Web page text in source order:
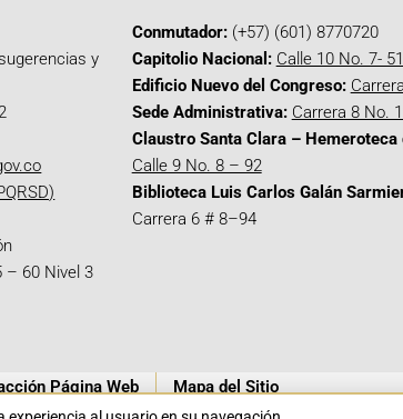
y
– 60 Nivel 3
Conmutador:(+57) (601) 8770720
Capitolio Nacional: Calle 10 No. 7- 51
Edificio Nuevo del Congreso:
Sede Administrativa: Carrera 8 No.
Claustro Santa Clara – Hemeroteca
Calle 9 No. 8 – 92
Biblioteca Luis Carlos Galán
Carrera 6 # 8–94
Página Web Mapa del Sitio